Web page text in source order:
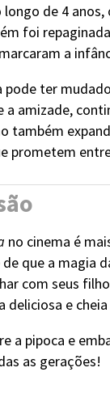
longo de 4
foi
a
pode ter
a amizade,
também
prometem
no cinema é
que a magia
com seus
deliciosa e
a pipoca e
as gerações!